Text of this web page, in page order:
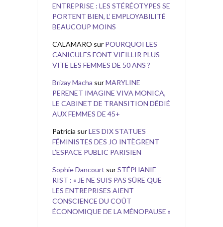
ENTREPRISE : LES STÉRÉOTYPES SE
PORTENT BIEN, L’ EMPLOYABILITÉ
BEAUCOUP MOINS
CALAMARO sur POURQUOI LES
CANICULES FONT VIEILLIR PLUS
VITE LES FEMMES DE 50 ANS ?
Brizay Macha surMARYLINE
PERENET IMAGINE VIVA MONICA,
LE CABINET DE TRANSITION DÉDIÉ
AUX FEMMES DE 45+
Patricia surLES DIX STATUES
FÉMINISTES DES JO INTÈGRENT
L’ESPACE PUBLIC PARISIEN
Sophie Dancourt surSTÉPHANIE
RIST : « JE NE SUIS PAS SÛRE QUE
LES ENTREPRISES AIENT
CONSCIENCE DU COÛT
ÉCONOMIQUE DE LA MÉNOPAUSE »